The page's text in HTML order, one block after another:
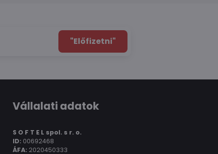
"Előfizetni"
Vállalati adatok
S O F T E L spol. s r. o.
ID: 00692468
ÁFA: 2020450333